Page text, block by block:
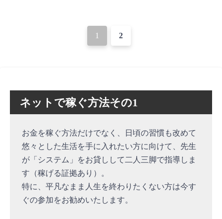
ビ
1 2
ネットで稼ぐ方法その1
お金を稼ぐ方法だけでなく、日頃の習慣も改めて
悠々とした生活を手に入れたい方に向けて、先生
が「システム」をお貸しして二人三脚で指導しま
す（稼げる証拠あり）。
特に、平凡なまま人生を終わりたくない方は今す
ぐの参加をお勧めいたします。